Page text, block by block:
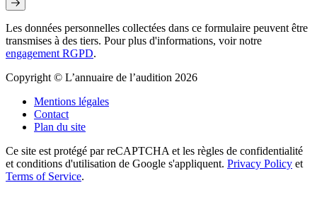
Les données personnelles collectées dans ce formulaire peuvent être
transmises à des tiers. Pour plus d'informations, voir notre
engagement RGPD.
Copyright © L’annuaire de l’audition 2026
Mentions légales
Contact
Plan du site
Ce site est protégé par reCAPTCHA et les règles de confidentialité
et conditions d'utilisation de Google s'appliquent. Privacy Policy et
Terms of Service.